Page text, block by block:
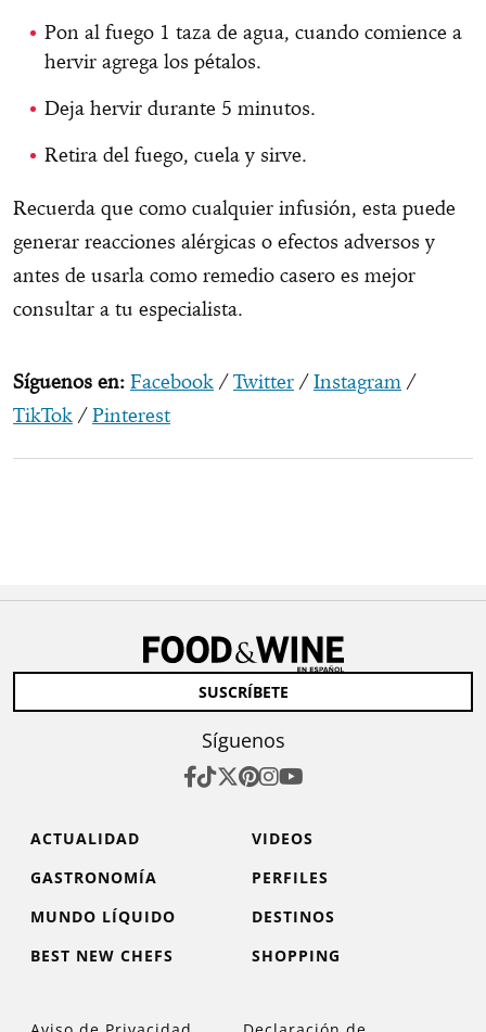
Pon al fuego 1 taza de agua, cuando comience a
hervir agrega los pétalos.
Deja hervir durante 5 minutos.
Retira del fuego, cuela y sirve.
Recuerda que como cualquier infusión, esta puede
generar reacciones alérgicas o efectos adversos y
antes de usarla como remedio casero es mejor
consultar a tu especialista.
Síguenos en: Facebook /Twitter /Instagram /
TikTok /Pinterest
SUSCRÍBETE
Síguenos
ACTUALIDAD
VIDEOS
GASTRONOMÍA
PERFILES
MUNDO LÍQUIDO
DESTINOS
BEST NEW CHEFS
SHOPPING